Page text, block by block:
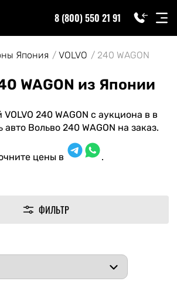
8 (800) 550 21 91
Япония VOLVO 240 WAGON
WAGON из Японии
240 WAGON с аукциона в в
Вольво 240 WAGON на заказ.
цены в .
ФИЛЬТР